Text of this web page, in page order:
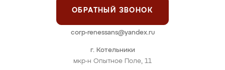
г. Котельники
мкр-н Опытное Поле, 11
ОБРАТНЫЙ ЗВОНОК
corp-renessans@yandex.ru